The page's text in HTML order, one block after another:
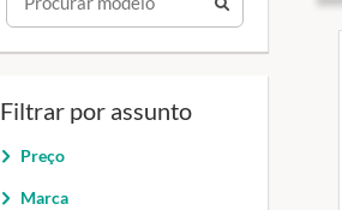
Filtrar por assunto
Preço
Marca